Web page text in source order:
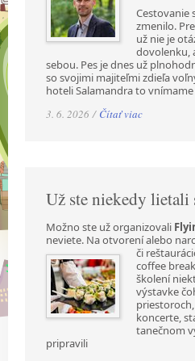
Cestovanie
zmenilo.
už nie je
dovolenku,
sebou. Pes je dnes už
so svojimi majiteľmi zdieľa
hoteli Salamandra to
3. 6. 2026 / Čítať viac
Už ste niekedy lietali
Možno ste už organizovali
neviete. Na otvorení alebo
či
coffee
školení
výstavke
koncerte,
tanečnom
pripravili